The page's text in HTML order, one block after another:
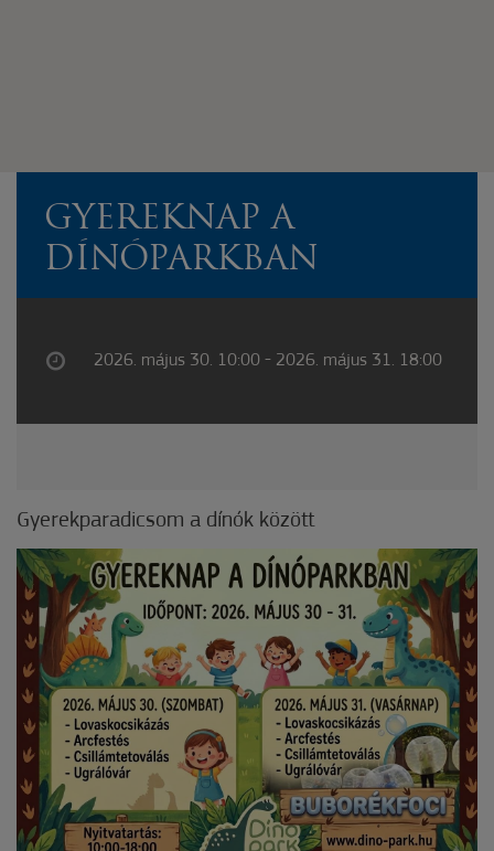
GYEREKNAP A
DÍNÓPARKBAN
2026. május 30. 10:00 - 2026. május 31. 18:00
Gyerekparadicsom a dínók között